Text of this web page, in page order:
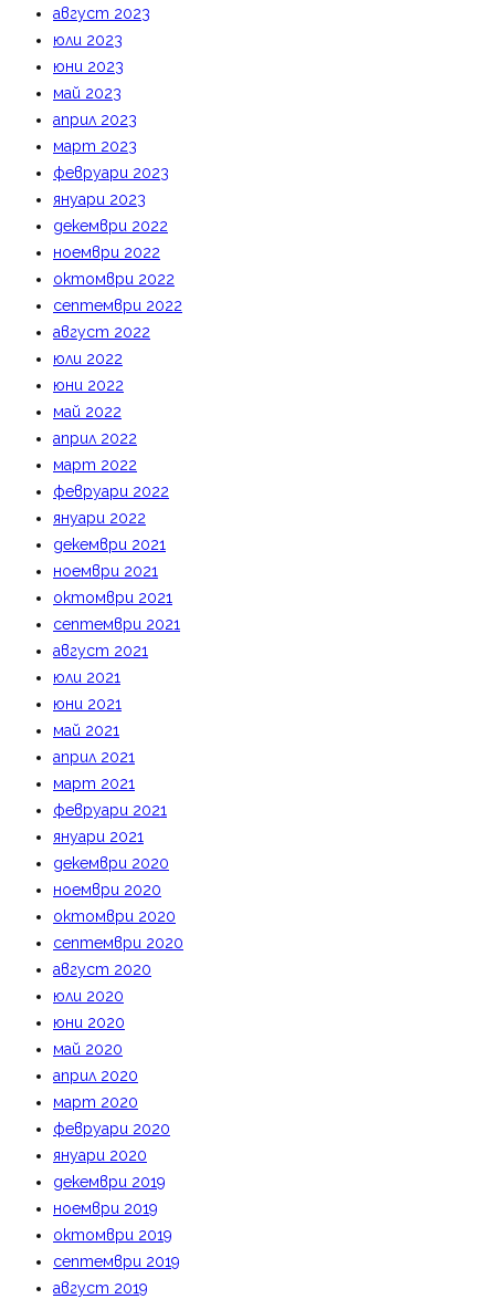
август 2023
юли 2023
юни 2023
май 2023
април 2023
март 2023
февруари 2023
януари 2023
декември 2022
ноември 2022
октомври 2022
септември 2022
август 2022
юли 2022
юни 2022
май 2022
април 2022
март 2022
февруари 2022
януари 2022
декември 2021
ноември 2021
октомври 2021
септември 2021
август 2021
юли 2021
юни 2021
май 2021
април 2021
март 2021
февруари 2021
януари 2021
декември 2020
ноември 2020
октомври 2020
септември 2020
август 2020
юли 2020
юни 2020
май 2020
април 2020
март 2020
февруари 2020
януари 2020
декември 2019
ноември 2019
октомври 2019
септември 2019
август 2019